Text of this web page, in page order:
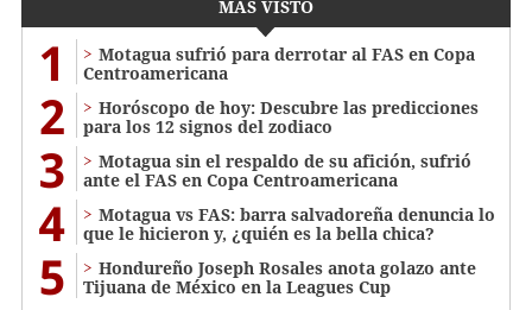
MÁS VISTO
1
Motagua sufrió para derrotar al FAS en Copa
Centroamericana
2
Horóscopo de hoy: Descubre las predicciones
para los 12 signos del zodiaco
3
Motagua sin el respaldo de su afición, sufrió
ante el FAS en Copa Centroamericana
4
Motagua vs FAS: barra salvadoreña denuncia lo
que le hicieron y, ¿quién es la bella chica?
5
Hondureño Joseph Rosales anota golazo ante
Tijuana de México en la Leagues Cup